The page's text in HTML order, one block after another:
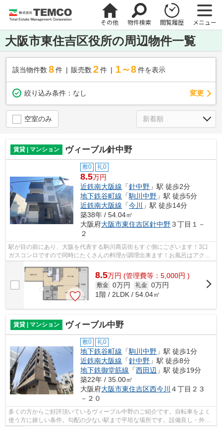
その他 物件検索 閲覧履歴 メニュー
大阪市東住吉区役所の周辺物件一覧
該当物件数 8件 販売数 2 件 1～8 件を表示
絞り込み条件： なし 変更
空室のみ
賃貸 | マンション ヴィーブル針中野
敷0 礼0
8.5万円
近鉄南大阪線 「針中野 」駅 徒歩2分
地下鉄谷町線 「駒川中野 」駅 徒歩5分
近鉄南大阪線 「今川
」駅 徒歩14分
築38年 / 54.04㎡
大阪府大阪市東住吉区針中野３丁目１－
２
駅が目の前にあり、大阪を代表する駒川商店街もすぐ側にございます！3口
ガスコンロですので同時にたくさんの料理が調理出来ます！お風呂はアクセ
ントパネルを使用していますのでかっこ...
8.5万円 (管理費等：5,000円 )
敷金 0万円 礼金 0万円
1階 / 2LDK / 54.04㎡
賃貸 | マンション ヴィーブル中野
敷0 礼0
地下鉄谷町線 「駒川中野 」駅 徒歩1分
近鉄南大阪線 「針中野 」駅 徒歩8分
地下鉄御堂筋線 「西田辺 」駅 徒歩19分
築22年 / 35.00㎡
大阪府大阪市東住吉区西今川 ４丁目２３
－２０
多くの方からご好評頂いているヴィーブル中野のご紹介です。自転車をよく
使う方に嬉しい条件。勾配の少ない駅まで平坦な場所です。設備良し・外観